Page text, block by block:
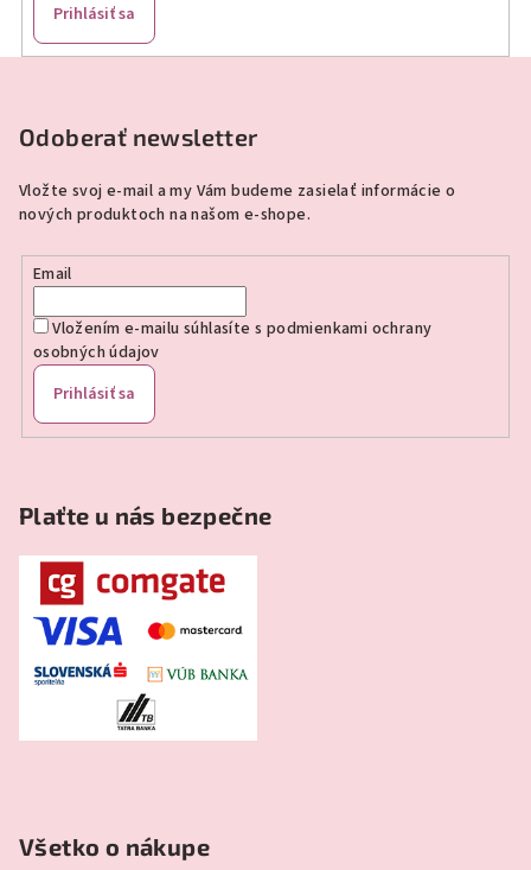
Prihlásiť sa
Odoberať newsletter
Vložte svoj e-mail a my Vám budeme zasielať informácie o
nových produktoch na našom e-shope.
Email
Vložením e-mailu súhlasíte s podmienkami ochrany
osobných údajov
Prihlásiť sa
Plaťte u nás bezpečne
Všetko o nákupe